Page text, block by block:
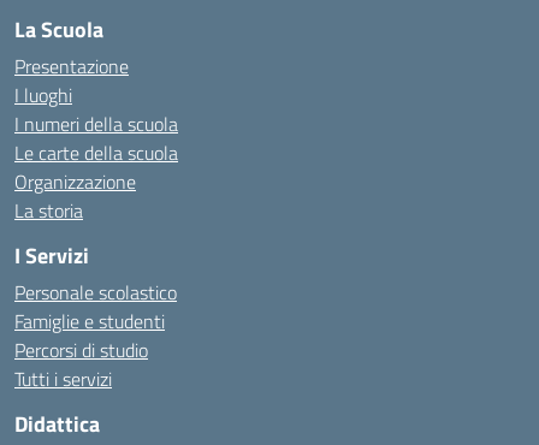
La Scuola
Presentazione
I luoghi
I numeri della scuola
Le carte della scuola
Organizzazione
La storia
I Servizi
Personale scolastico
Famiglie e studenti
Percorsi di studio
Tutti i servizi
Didattica